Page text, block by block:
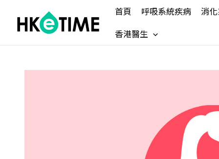
content
首頁 呼吸系統疾病
消
香港醫生